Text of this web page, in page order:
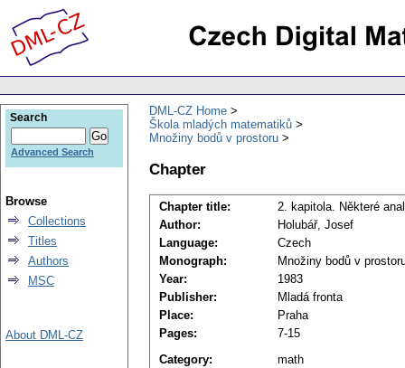
DML-CZ Home
Škola mladých matematiků
Množiny bodů v prostoru
Chapter
Chapter title:
2. kapitola. Některé
Author:
Holubář, Josef
Language:
Czech
Monograph:
Množiny bodů v
Year:
1983
Publisher:
Mladá fronta
Place:
Praha
Pages:
7-15
Category:
math
Search
Advanced Search
Browse
Collections
Titles
Authors
MSC
About DML-CZ